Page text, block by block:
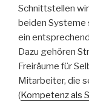
Schnittstellen
beiden Systeme
ein
Dazu gehören
Freiräume für
Mitarbeiter, die
(Kompetenz als